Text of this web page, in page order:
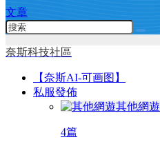
文章
奈斯科技社區
【奈斯AI-可画图】
私服發佈
其他網遊
4篇